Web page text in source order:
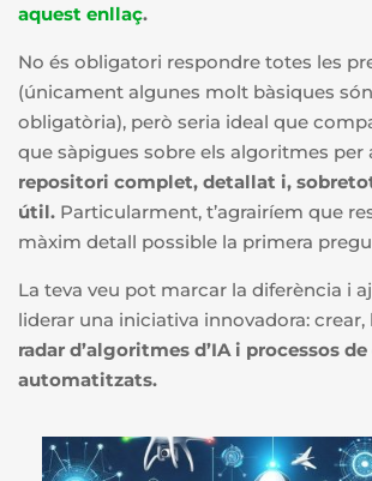
aquest enllaç.
No és obligatori respondre totes les
(únicament algunes molt bàsiques
obligatòria), però seria ideal que
que sàpigues sobre els algoritmes per
repositori complet, detallat i,
útil. Particularment, t’agrairíem que
màxim detall possible la primera
La teva veu pot marcar la diferència i
liderar una iniciativa innovadora: crear,
radar d’algoritmes d’IA i processos
automatitzats.